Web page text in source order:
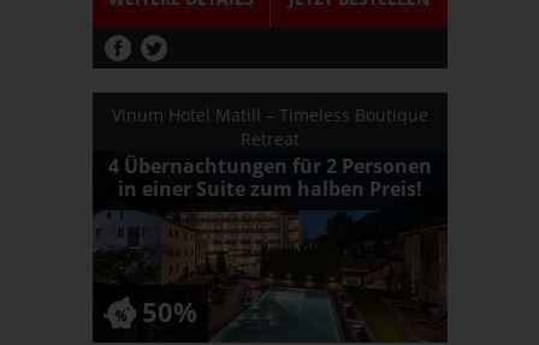
Vinum Hotel Matill – Timeless Boutique
Retreat
4 Übernachtungen für 2 Personen
in einer Suite zum halben Preis!
50%